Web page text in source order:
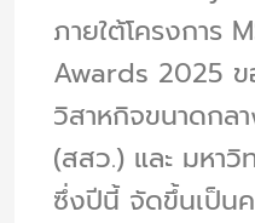
ภายใต้โครงการ
Awards 2025 ข
วิสาหกิจขนาดกล
(สสว.) และ มหา
ซึ่งปีนี้ จัดขึ้นเป็น